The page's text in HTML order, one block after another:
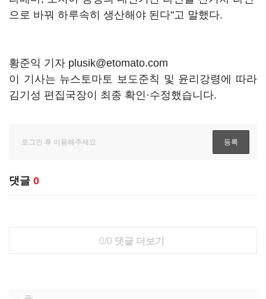
으로 바꿔 하루속히 생산해야 된다"고 말했다.
황준익 기자 plusik@etomato.com
이 기사는 뉴스토마토 보도준칙 및 윤리강령에 따라
김기성 편집국장이 최종 확인·수정했습니다.
댓글 0
0/0 댓글 더보기